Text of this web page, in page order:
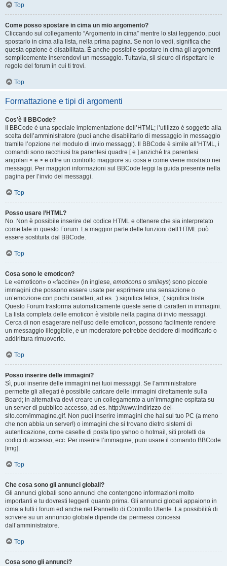
Top
Come posso spostare in cima un mio argomento?
Cliccando sul collegamento “Argomento in cima” mentre lo stai leggendo, puoi
spostarlo in cima alla lista, nella prima pagina. Se non lo vedi, significa che
questa opzione è disabilitata. È anche possibile spostare in cima gli argomenti
semplicemente inserendovi un messaggio. Tuttavia, sii sicuro di rispettare le
regole del forum in cui ti trovi.
Top
Formattazione e tipi di argomenti
Cos’è il BBCode?
Il BBCode è una speciale implementazione dell’HTML; l’utilizzo è soggetto alla
scelta dell’amministratore (puoi anche disabilitarlo di messaggio in messaggio
tramite l’opzione nel modulo di invio messaggi). Il BBCode è simile all’HTML, i
comandi sono racchiusi tra parentesi quadre [ e ] anziché tra parentesi
angolari < e > e offre un controllo maggiore su cosa e come viene mostrato nei
messaggi. Per maggiori informazioni sul BBCode leggi la guida presente nella
pagina per l’invio dei messaggi.
Top
Posso usare l’HTML?
No. Non è possibile inserire del codice HTML e ottenere che sia interpretato
come tale in questo Forum. La maggior parte delle funzioni dell’HTML può
essere sostituita dal BBCode.
Top
Cosa sono le emoticon?
Le «emoticon» o «faccine» (in inglese, emoticons o smileys) sono piccole
immagini che possono essere usate per esprimere una sensazione o
un’emozione con pochi caratteri; ad es. :) significa felice, :( significa triste.
Questo Forum trasforma automaticamente queste serie di caratteri in immagini.
La lista completa delle emoticon è visibile nella pagina di invio messaggi.
Cerca di non esagerare nell’uso delle emoticon, possono facilmente rendere
un messaggio illeggibile, e un moderatore potrebbe decidere di modificarlo o
addirittura rimuoverlo.
Top
Posso inserire delle immagini?
Sì, puoi inserire delle immagini nei tuoi messaggi. Se l’amministratore
permette gli allegati è possibile caricare delle immagini direttamente sulla
Board; in alternativa devi creare un collegamento a un’immagine ospitata su
un server di pubblico accesso, ad es. http://www.indirizzo-del-
sito.com/immagine.gif. Non puoi inserire immagini che hai sul tuo PC (a meno
che non abbia un server!) o immagini che si trovano dietro sistemi di
autenticazione, come caselle di posta tipo yahoo o hotmail, siti protetti da
codici di accesso, ecc. Per inserire l’immagine, puoi usare il comando BBCode
[img].
Top
Che cosa sono gli annunci globali?
Gli annunci globali sono annunci che contengono informazioni molto
importanti e tu dovresti leggerli quanto prima. Gli annunci globali appaiono in
cima a tutti i forum ed anche nel Pannello di Controllo Utente. La possibilità di
scrivere su un annuncio globale dipende dai permessi concessi
dall’amministratore.
Top
Cosa sono gli annunci?